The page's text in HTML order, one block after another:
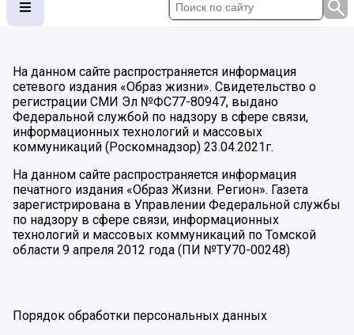
На данном сайте распространяется информация
сетевого издания «Образ жизни». Свидетельство о
регистрации СМИ Эл №ФС77-80947, выдано
Федеральной службой по надзору в сфере связи,
информационных технологий и массовых
коммуникаций (Роскомнадзор) 23.04.2021г.
На данном сайте распространяется информация
печатного издания «Образ Жизни. Регион». Газета
зарегистрирована в Управлении Федеральной службы
по надзору в сфере связи, информационных
технологий и массовых коммуникаций по Томской
области 9 апреля 2012 года (ПИ №ТУ70-00248)
Порядок обработки персональных данных